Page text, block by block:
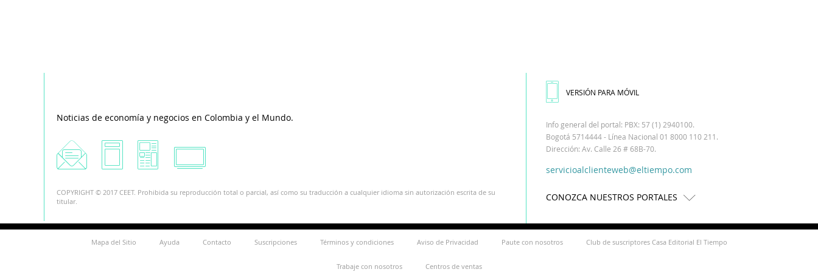
Noticias de economía y negocios en Colombia y el Mundo.
COPYRIGHT © 2017 CEET. Prohibida su reproducción total o parcial, así como su traducción a cualquier idioma sin autorización escrita de su
titular.
VERSIÓN PARA MÓVIL
Info general del portal: PBX: 57 (1) 2940100.
Bogotá 5714444 - Línea Nacional 01 8000 110 211.
Dirección: Av. Calle 26 # 68B-70.
servicioalclienteweb@eltiempo.com
CONOZCA NUESTROS PORTALES
Mapa del Sitio Ayuda Contacto Suscripciones Términos y condiciones Aviso de Privacidad Paute con nosotros Club de suscriptores Casa Editorial El Tiempo
Trabaje con nosotros Centros de ventas